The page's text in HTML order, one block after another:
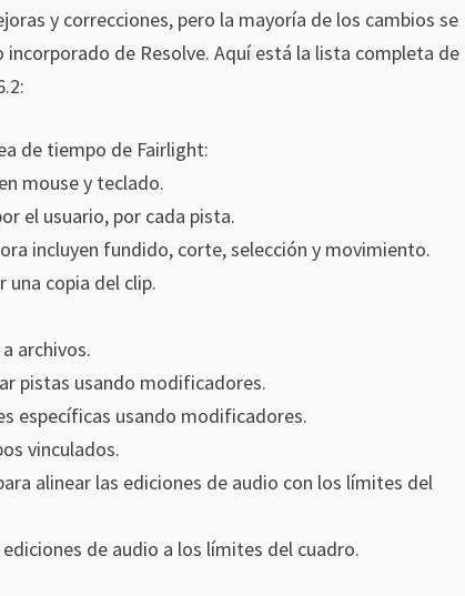
y correcciones, pero la mayoría de los cambios se
de Resolve. Aquí está la lista completa de
de tiempo de Fairlight:
mouse y teclado.
el usuario, por cada pista.
incluyen fundido, corte, selección y movimiento.
copia del clip.
archivos.
pistas usando modificadores.
específicas usando modificadores.
vinculados.
alinear las ediciones de audio con los límites del
de audio a los límites del cuadro.